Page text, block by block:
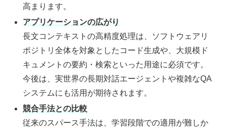
高まります。
アプリケーションの広がり
長文コンテキストの高精度処理は、ソフトウェアリ
ポジトリ全体を対象としたコード生成や、大規模ド
キュメントの要約・検索といった用途に必須です。
今後は、実世界の長期対話エージェントや複雑なQA
システムにも活用が期待されます。
競合手法との比較
従来のスパース手法は、学習段階での適用が難しか